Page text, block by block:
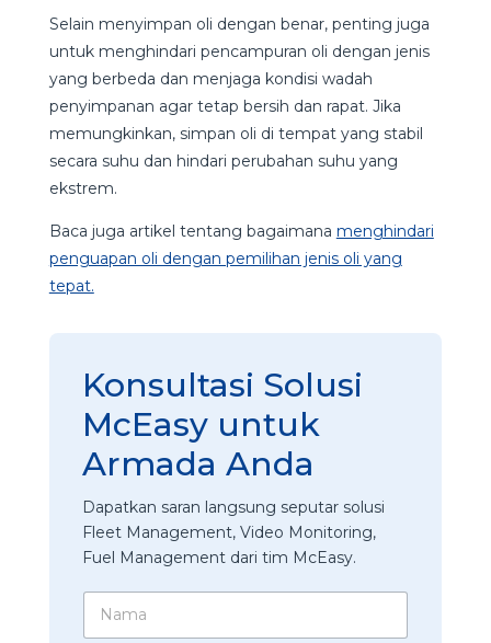
Selain menyimpan oli dengan benar, penting juga
untuk menghindari pencampuran oli dengan jenis
yang berbeda dan menjaga kondisi wadah
penyimpanan agar tetap bersih dan rapat. Jika
memungkinkan, simpan oli di tempat yang stabil
secara suhu dan hindari perubahan suhu yang
ekstrem.
Baca juga artikel tentang bagaimana menghindari
penguapan oli dengan pemilihan jenis oli yang
tepat.
Konsultasi Solusi
McEasy untuk
Armada Anda
Dapatkan saran langsung seputar solusi
Fleet Management, Video Monitoring,
Fuel Management dari tim McEasy.
N